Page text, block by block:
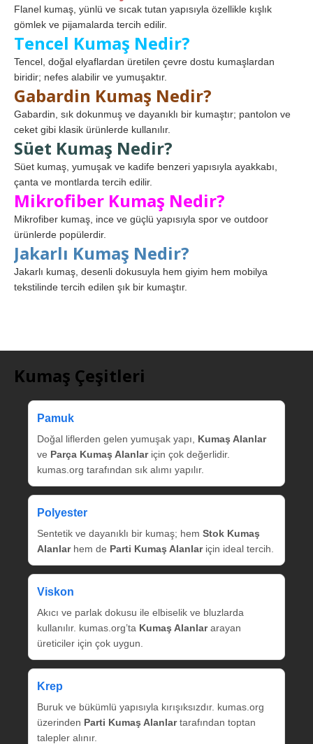
Flanel kumaş, yünlü ve sıcak tutan yapısıyla özellikle kışlık
gömlek ve pijamalarda tercih edilir.
Tencel Kumaş Nedir?
Tencel, doğal elyaflardan üretilen çevre dostu kumaşlardan
biridir; nefes alabilir ve yumuşaktır.
Gabardin Kumaş Nedir?
Gabardin, sık dokunmuş ve dayanıklı bir kumaştır; pantolon ve
ceket gibi klasik ürünlerde kullanılır.
Süet Kumaş Nedir?
Süet kumaş, yumuşak ve kadife benzeri yapısıyla ayakkabı,
çanta ve montlarda tercih edilir.
Mikrofiber Kumaş Nedir?
Mikrofiber kumaş, ince ve güçlü yapısıyla spor ve outdoor
ürünlerde popülerdir.
Jakarlı Kumaş Nedir?
Jakarlı kumaş, desenli dokusuyla hem giyim hem mobilya
tekstilinde tercih edilen şık bir kumaştır.
Kumaş Çeşitleri
Pamuk
Doğal liflerden gelen yumuşak yapı, Kumaş Alanlar
ve Parça Kumaş Alanlariçin çok değerlidir.
kumas.org tarafından sık alımı yapılır.
Polyester
Sentetik ve dayanıklı bir kumaş; hem Stok Kumaş
Alanlarhem de Parti Kumaş Alanlariçin ideal tercih.
Viskon
Akıcı ve parlak dokusu ile elbiselik ve bluzlarda
kullanılır. kumas.org’ta Kumaş Alanlararayan
üreticiler için çok uygun.
Krep
Buruk ve bükümlü yapısıyla kırışıksızdır. kumas.org
üzerinden Parti Kumaş Alanlartarafından toptan
talepler alınır.